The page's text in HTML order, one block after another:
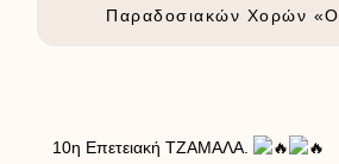
Παραδοσιακών Χορών
10η Επετειακή ΤΖΑΜΑΛΑ.